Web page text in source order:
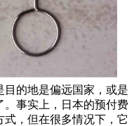
的地是偏远国家，或是
。事实上，日本的预付费
，但在很多情况下，它